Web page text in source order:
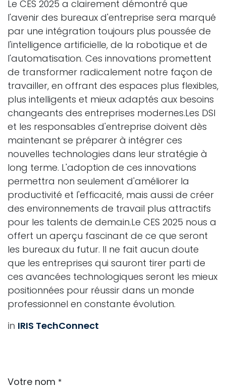
Le CES 2025 a clairement démontré que
l'avenir des bureaux d'entreprise sera marqué
par une intégration toujours plus poussée de
l'intelligence artificielle, de la robotique et de
l'automatisation. Ces innovations promettent
de transformer radicalement notre façon de
travailler, en offrant des espaces plus flexibles,
plus intelligents et mieux adaptés aux besoins
changeants des entreprises modernes.Les DSI
et les responsables d'entreprise doivent dès
maintenant se préparer à intégrer ces
nouvelles technologies dans leur stratégie à
long terme. L'adoption de ces innovations
permettra non seulement d'améliorer la
productivité et l'efficacité, mais aussi de créer
des environnements de travail plus attractifs
pour les talents de demain.Le CES 2025 nous a
offert un aperçu fascinant de ce que seront
les bureaux du futur. Il ne fait aucun doute
que les entreprises qui sauront tirer parti de
ces avancées technologiques seront les mieux
positionnées pour réussir dans un monde
professionnel en constante évolution.
in IRIS TechConnect
Votre nom *